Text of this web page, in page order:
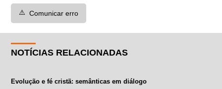
⚠️ Comunicar erro
NOTÍCIAS RELACIONADAS
Evolução e fé cristã: semânticas em diálogo